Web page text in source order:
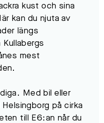
kust och sina
kan du njuta av
längs
mest
Med bil eller
på cirka
till E6:an når du